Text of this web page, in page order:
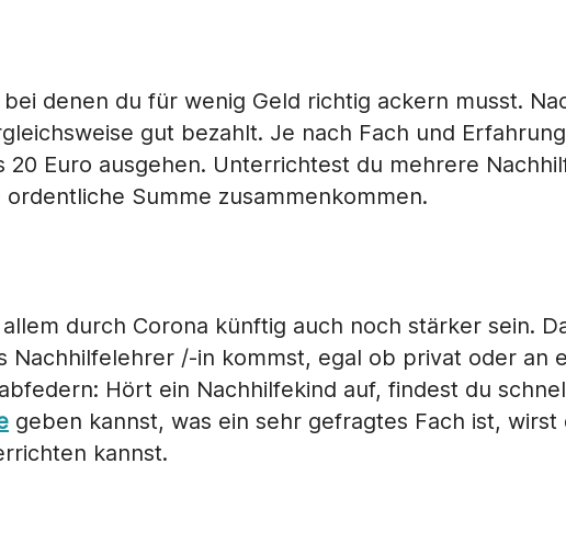
bei denen du für wenig Geld richtig ackern musst.
gut bezahlt. Je nach Fach und
Euro ausgehen. Unterrichtest du mehrere
Summe zusammenkommen.
durch Corona künftig auch noch stärker sein.
Nachhilfelehrer /-in kommst, egal ob privat oder an
Hört ein Nachhilfekind auf, findest du
geben kannst, was ein sehr gefragtes Fach ist, wirst
kannst.